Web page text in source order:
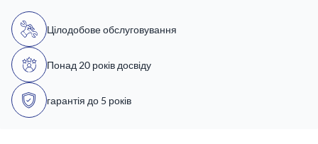
Цілодобове обслуговування
Понад 20 років досвіду
гарантія до 5 років